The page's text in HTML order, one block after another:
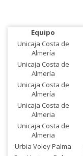
Equipo
Unicaja Costa de
Almería
Unicaja Costa de
Almería
Unicaja Costa de
Almería
Unicaja Costa de
Almeria
Unicaja Costa de
Almeria
Urbia Voley Palma